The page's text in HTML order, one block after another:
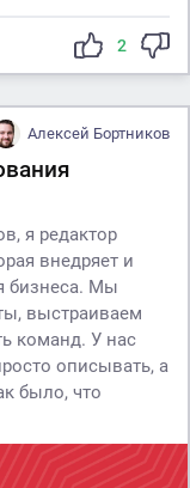
2
Алексей Бортников
я редактор
внедряет и
бизнеса. Мы
выстраиваем
команд. У нас
описывать, а
было, что